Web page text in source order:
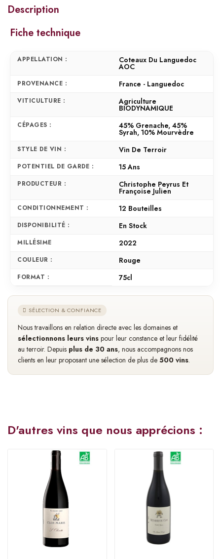
Description
Fiche technique
APPELLATION : Coteaux Du Languedoc
AOC
PROVENANCE : France - Languedoc
VITICULTURE : Agriculture
BIODYNAMIQUE
CÉPAGES : 45% Grenache, 45%
Syrah, 10% Mourvèdre
STYLE DE VIN : Vin De Terroir
POTENTIEL DE GARDE : 15 Ans
PRODUCTEUR : Christophe Peyrus Et
Françoise Julien
CONDITIONNEMENT : 12 Bouteilles
DISPONIBILITÉ : En Stock
MILLÉSIME 2022
COULEUR : Rouge
FORMAT : 75cl
SÉLECTION & CONFIANCE
Nous travaillons en relation directe avec les domaines et
sélectionnons leurs vins pour leur constance et leur fidélité
au terroir. Depuis plus de 30 ans, nous accompagnons nos
clients en leur proposant une sélection de plus de 500 vins.
D'autres vins que nous apprécions :